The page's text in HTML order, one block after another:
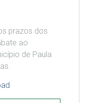
prazos dos
ao
de Paula